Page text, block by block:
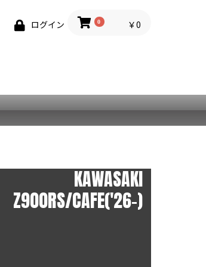
ログイン 0 ￥0
KAWASAKI
Z900RS/CAFE('26-)